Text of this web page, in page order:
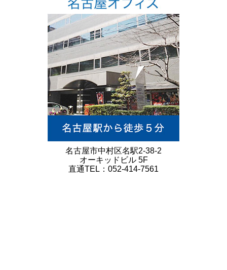
名古屋市中村区名駅2-38-2
オーキッドビル 5F
直通TEL：052-414-7561